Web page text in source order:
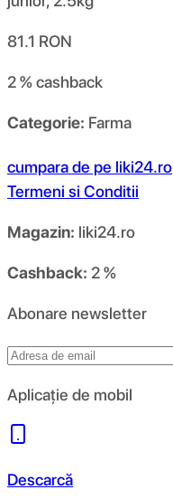
81.1 RON
2 %cashback
Categorie: Farma
cumpara de pe liki24.ro
Termeni si Conditii
Magazin: liki24.ro
Cashback: 2 %
Abonare newsletter
Aplicație de mobil
Descarcă